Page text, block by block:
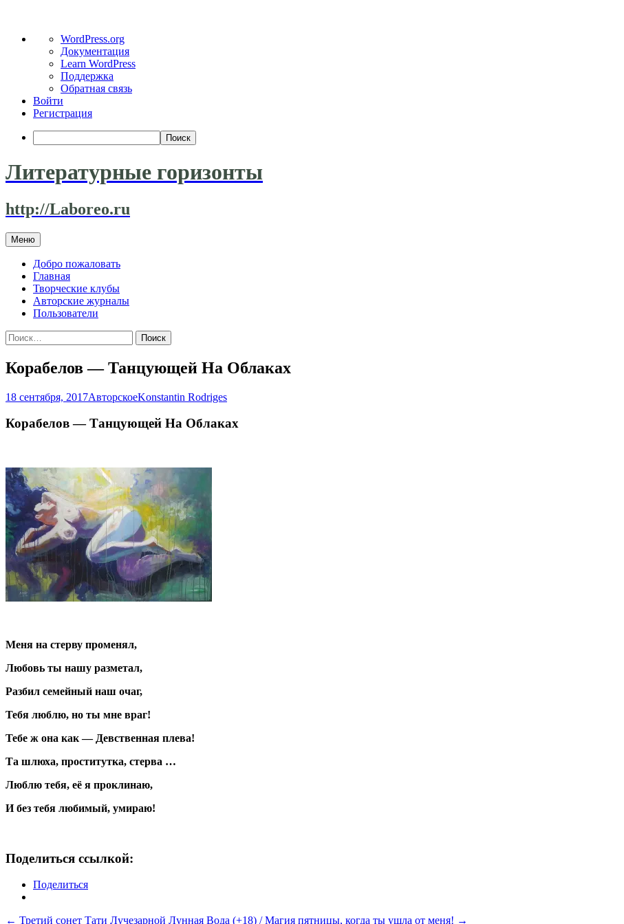
WordPress
WordPress.org
Документация
Learn WordPress
Поддержка
Обратная связь
Войти
Регистрация
Поиск
Литературные горизонты
http://Laboreo.ru
Меню Перейти
к
содержимому
Добро пожаловать
Главная
Творческие клубы
Авторские журналы
Пользователи
Найти:
Корабелов — Танцующей На Облаках
18 сентября, 2017АвторскоеKonstantin Rodriges
Корабелов — Танцующей На Облаках
Меня на стерву променял,
Любовь ты нашу разметал,
Разбил семейный наш очаг,
Тебя люблю, но ты мне враг!
Тебе ж она как — Девственная плева!
Та шлюха, проститутка, стерва …
Люблю тебя, её я проклинаю,
И без тебя любимый, умираю!
Поделиться ссылкой:
Поделиться
← Третий сонет Тати Лучезарной Лунная Вода (+18) / Магия пятницы, когда ты ушла от меня! →